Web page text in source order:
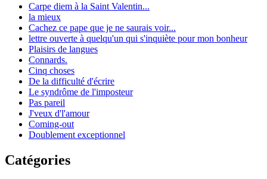
Carpe diem à la Saint Valentin...
la mieux
Cachez ce pape que je ne saurais voir...
lettre ouverte à quelqu'un qui s'inquiète pour mon bonheur
Plaisirs de langues
Connards.
Cinq choses
De la difficulté d'écrire
Le syndrôme de l'imposteur
Pas pareil
J'veux d'l'amour
Coming-out
Doublement exceptionnel
Catégories